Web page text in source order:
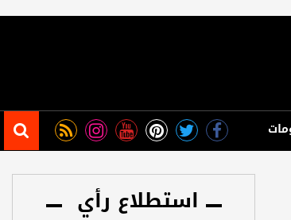
استطلاع رأي